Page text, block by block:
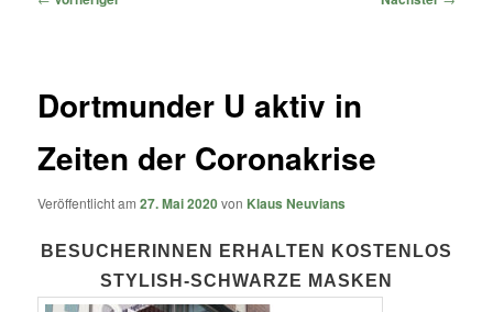
Dortmunder U aktiv in
Zeiten der Coronakrise
Veröffentlicht am27. Mai 2020von Klaus Neuvians
BESUCHERINNEN ERHALTEN KOSTENLOS
STYLISH-SCHWARZE MASKEN